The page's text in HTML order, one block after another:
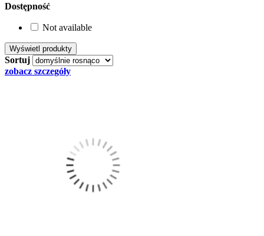
Dostępność
Not available
Sortuj
zobacz szczegóły